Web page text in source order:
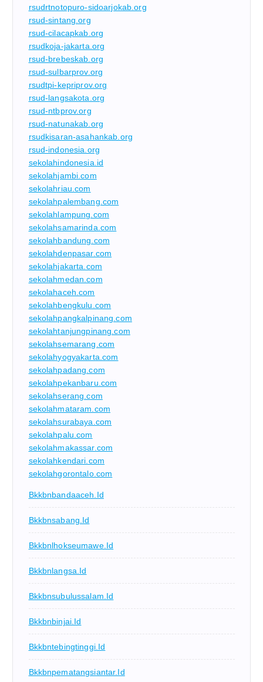
rsudrtnotopuro-sidoarjokab.org
rsud-sintang.org
rsud-cilacapkab.org
rsudkoja-jakarta.org
rsud-brebeskab.org
rsud-sulbarprov.org
rsudtpi-kepriprov.org
rsud-langsakota.org
rsud-ntbprov.org
rsud-natunakab.org
rsudkisaran-asahankab.org
rsud-indonesia.org
sekolahindonesia.id
sekolahjambi.com
sekolahriau.com
sekolahpalembang.com
sekolahlampung.com
sekolahsamarinda.com
sekolahbandung.com
sekolahdenpasar.com
sekolahjakarta.com
sekolahmedan.com
sekolahaceh.com
sekolahbengkulu.com
sekolahpangkalpinang.com
sekolahtanjungpinang.com
sekolahsemarang.com
sekolahyogyakarta.com
sekolahpadang.com
sekolahpekanbaru.com
sekolahserang.com
sekolahmataram.com
sekolahsurabaya.com
sekolahpalu.com
sekolahmakassar.com
sekolahkendari.com
sekolahgorontalo.com
Bkkbnbandaaceh.id
Bkkbnsabang.id
Bkkbnlhokseumawe.id
Bkkbnlangsa.id
Bkkbnsubulussalam.id
Bkkbnbinjai.id
Bkkbntebingtinggi.id
Bkkbnpematangsiantar.id